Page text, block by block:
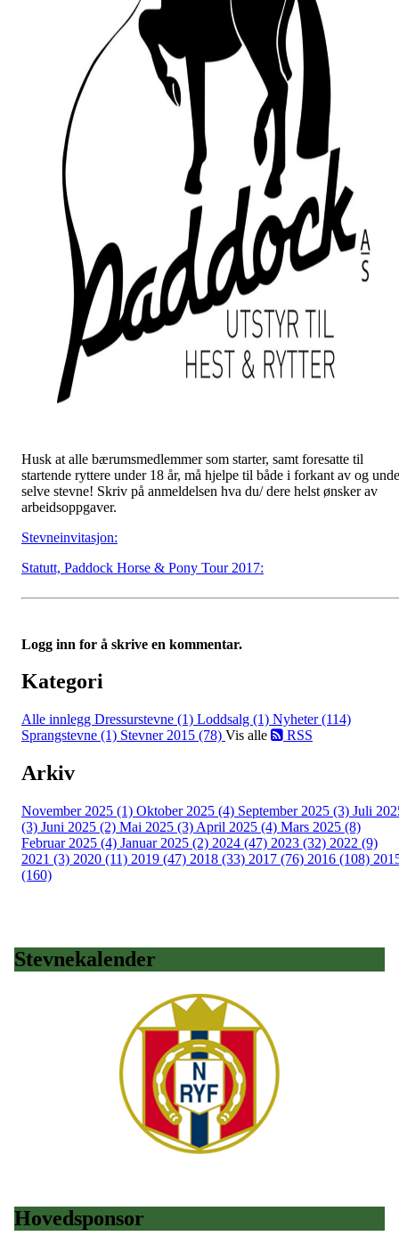
Husk at alle bærumsmedlemmer som starter, samt foresatte til
startende ryttere under 18 år, må hjelpe til både i forkant av og
selve stevne! Skriv på anmeldelsen hva du/ dere helst ønsker av
arbeidsoppgaver.
Stevneinvitasjon:
Statutt, Paddock Horse & Pony Tour 2017:
Logg inn for å skrive en kommentar.
Kategori
Alle innlegg Dressurstevne (1) Loddsalg (1) Nyheter (114)
Sprangstevne (1) Stevner 2015 (78) Vis alle RSS
Arkiv
November 2025 (1) Oktober 2025 (4) September 2025 (3) Juli
(3) Juni 2025 (2) Mai 2025 (3) April 2025 (4) Mars 2025 (8)
Februar 2025 (4) Januar 2025 (2) 2024 (47) 2023 (32) 2022 (9)
2021 (3) 2020 (11) 2019 (47) 2018 (33) 2017 (76) 2016 (108)
(160)
Stevnekalender
Hovedsponsor